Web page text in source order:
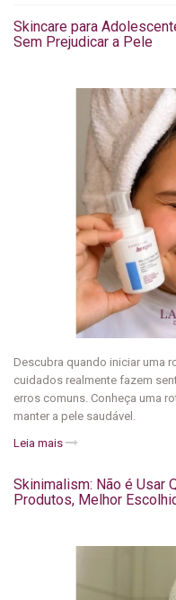
Skincare para
Sem Prejudicar a Pele
Descubra quando iniciar uma
cuidados realmente fazem
erros comuns. Conheça uma
manter a pele saudável.
Leia mais
Skinimalism: Não é Usar
Produtos, Melhor